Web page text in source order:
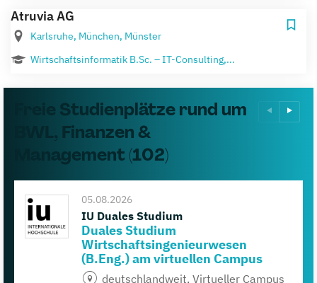
Atruvia AG
Karlsruhe, München, Münster
Wirtschaftsinformatik B.Sc. – IT-Consulting,...
Freie Studienplätze rund um
BWL, Finanzen &
Management (102)
05.08.2026
IU Duales Studium
Duales Studium
Wirtschaftsingenieurwesen
(B.Eng.) am virtuellen Campus
deutschlandweit, Virtueller Campus